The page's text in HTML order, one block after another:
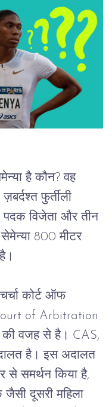
है कौन? वह
ज़बर्दश्त फुर्तीली
पदक विजेता और तीन
सेमेन्या 800 मीटर
है।
चर्चा कोर्ट ऑफ
of Arbitration
की वजह से है। CAS,
है। इस अदालत
से समर्थन किया है,
जैसी दूसरी महिला